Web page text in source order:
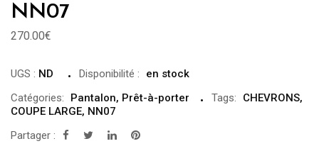
NN07
270.00€
UGS : ND Disponibilité :
en stock
Catégories:
Pantalon, Prêt-à-porter Tags: CHEVRONS,
COUPE LARGE, NN07
Partager :